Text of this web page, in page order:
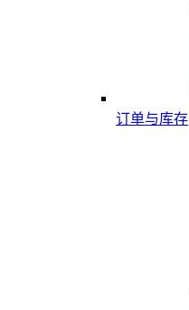
订单与库存